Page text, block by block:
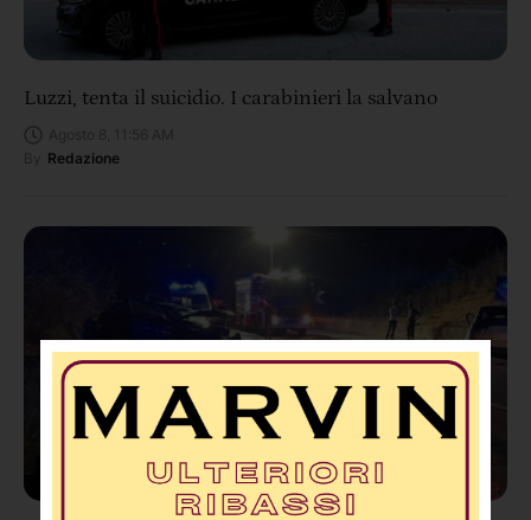
Luzzi, tenta il suicidio. I carabinieri la salvano
Redazione